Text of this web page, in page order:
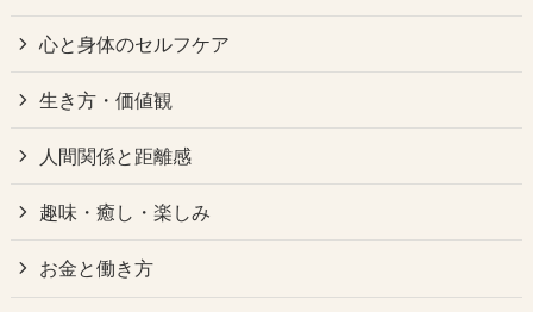
心と身体のセルフケア
生き方・価値観
人間関係と距離感
趣味・癒し・楽しみ
お金と働き方